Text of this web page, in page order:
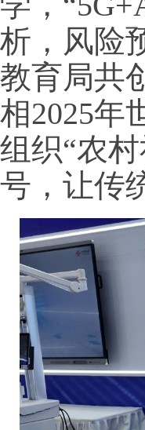
析，风险
教育局共
相2025年
组织“农
号，让传